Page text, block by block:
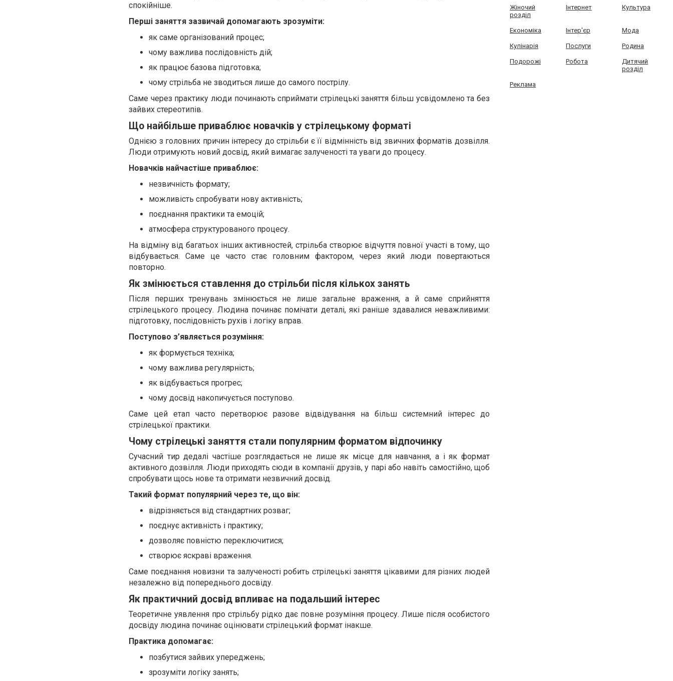
спокійніше.
Перші заняття зазвичай допомагають зрозуміти:
як саме організований процес;
чому важлива послідовність дій;
як працює базова підготовка;
чому стрільба не зводиться лише до самого пострілу.
Саме через практику люди починають сприймати стрілецькі заняття більш усвідомлено та без
зайвих стереотипів.
Що найбільше приваблює новачків у стрілецькому форматі
Однією з головних причин інтересу до стрільби є її відмінність від звичних форматів дозвілля.
Люди отримують новий досвід, який вимагає залученості та уваги до процесу.
Новачків найчастіше приваблює:
незвичність формату;
можливість спробувати нову активність;
поєднання практики та емоцій;
атмосфера структурованого процесу.
На відміну від багатьох інших активностей, стрільба створює відчуття повної участі в тому, що
відбувається. Саме це часто стає головним фактором, через який люди повертаються
повторно.
Як змінюється ставлення до стрільби після кількох занять
Після перших тренувань змінюється не лише загальне враження, а й саме сприйняття
стрілецького процесу. Людина починає помічати деталі, які раніше здавалися неважливими:
підготовку, послідовність рухів і логіку вправ.
Поступово з’являється розуміння:
як формується техніка;
чому важлива регулярність;
як відбувається прогрес;
чому досвід накопичується поступово.
Саме цей етап часто перетворює разове відвідування на більш системний інтерес до
стрілецької практики.
Чому стрілецькі заняття стали популярним форматом відпочинку
Сучасний тир дедалі частіше розглядається не лише як місце для навчання, а і як формат
активного дозвілля. Люди приходять сюди в компанії друзів, у парі або навіть самостійно, щоб
спробувати щось нове та отримати незвичний досвід.
Такий формат популярний через те, що він:
відрізняється від стандартних розваг;
поєднує активність і практику;
дозволяє повністю переключитися;
створює яскраві враження.
Саме поєднання новизни та залученості робить стрілецькі заняття цікавими для різних людей
незалежно від попереднього досвіду.
Як практичний досвід впливає на подальший інтерес
Теоретичне уявлення про стрільбу рідко дає повне розуміння процесу. Лише після особистого
досвіду людина починає оцінювати стрілецький формат інакше.
Практика допомагає:
позбутися зайвих упереджень;
зрозуміти логіку занять;
Жіночий
розділ
Інтернет Культура
Економіка Інтер'єр Мода
Кулінарія Послуги Родина
Подорожі Робота
Дитячий
розділ
Реклама